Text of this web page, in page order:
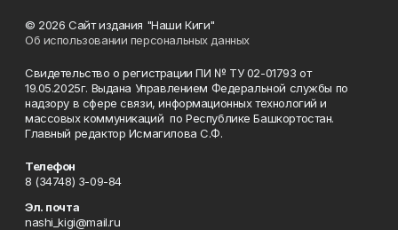
© 2026 Сайт издания "Наши Киги"
Об использовании персональных данных
Свидетельство о регистрации ПИ № ТУ 02-01793 от
19.05.2025г. Выдана Управлением Федеральной службы по
надзору в сфере связи, информационных технологий и
массовых коммуникаций по Республике Башкортостан.
Главный редактор Исмагилова С.Ф.
Телефон
8 (34748) 3-09-84
Эл. почта
nashi_kigi@mail.ru